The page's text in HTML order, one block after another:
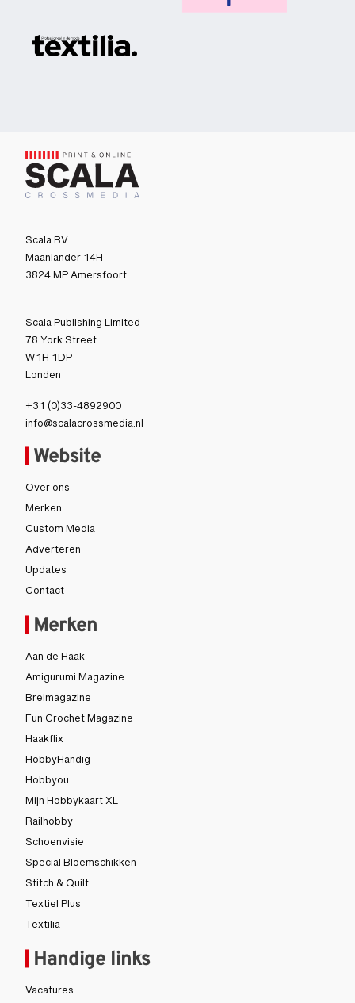
Scala BV
Maanlander 14H
3824 MP Amersfoort
Scala Publishing Limited
78 York Street
W1H 1DP
Londen
+31 (0)33-4892900
info@scalacrossmedia.nl
Merken
Aan de Haak
Amigurumi Magazine
Breimagazine
Fun Crochet Magazine
Haakflix
HobbyHandig
Hobbyou
Mijn Hobbykaart XL
Railhobby
Schoenvisie
Special Bloemschikken
Stitch & Quilt
Textiel Plus
Textilia
Website
Over ons
Merken
Custom Media
Adverteren
Updates
Contact
Handige links
Vacatures